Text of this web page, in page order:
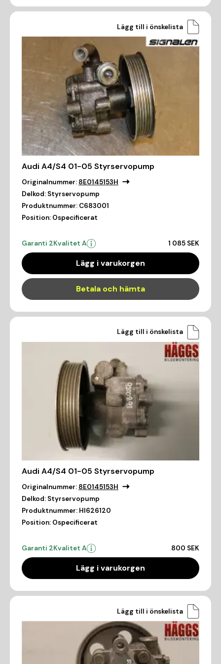
Lägg till i önskelista
Audi A4/S4 01-05 Styrservopump
Originalnummer: 8E0145153H
Delkod: Styrservopump
Produktnummer: C683001
Position: Ospecificerat
Garanti 2Kvalitet A 1 085 SEK
Lägg i varukorgen
Betala och hämta
Lägg till i önskelista
Audi A4/S4 01-05 Styrservopump
Originalnummer: 8E0145153H
Delkod: Styrservopump
Produktnummer: HI626120
Position: Ospecificerat
Garanti 2Kvalitet A 800 SEK
Lägg i varukorgen
Lägg till i önskelista